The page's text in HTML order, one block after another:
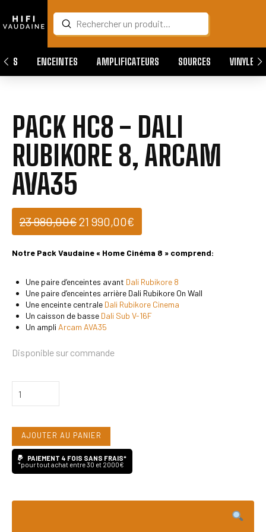
Search
Submit
ENCEINTES AMPLIFICATEURS SOURCES VINYLES
PACK HC8 - DALI
RUBIKORE 8, ARCAM
AVA35
23 980,00€Le
prix
était :
980,00€.
21 990,00€Le
prix
est :
990,00€.
Notre Pack Vaudaine « Home Cinéma 8 » comprend:
Une paire d’enceintes avant Dali Rubikore 8
Une paire d’enceintes arrière Dali Rubikore On Wall
Une enceinte centrale Dali Rubikore Cinema
Un caisson de basse Dali Sub V-16F
Un ampli Arcam AVA35
Disponible sur commande
quantité
de
HC8
-
Dali
8,
AJOUTER AU PANIER
PAIEMENT 4 FOIS SANS FRAIS*
*pour tout achat entre 30 et 2000€